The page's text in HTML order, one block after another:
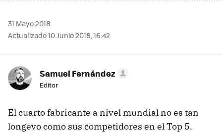
31 Mayo 2018
Actualizado 10 Junio 2018, 16:42
Samuel Fernández
Editor
El cuarto fabricante a nivel mundial no es tan
longevo como sus competidores en el Top 5.